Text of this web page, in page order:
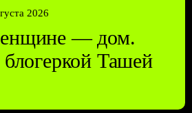
2026
— дом.
Ташей